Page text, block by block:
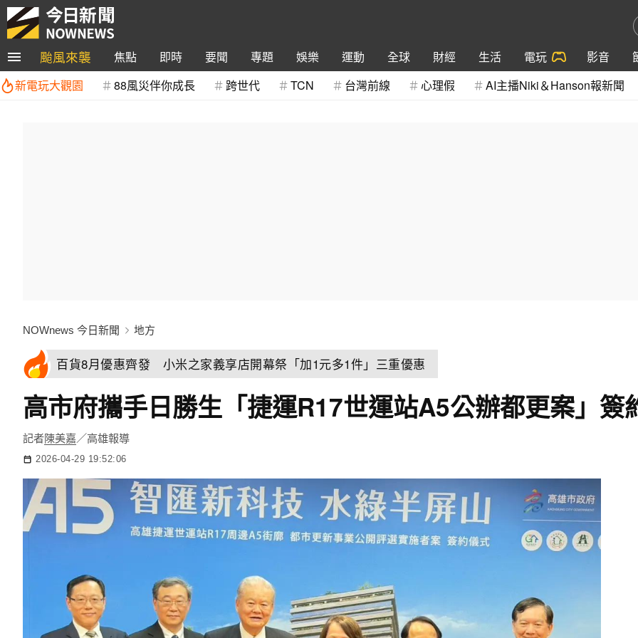
颱風來襲 焦點 即時 要聞 專題 娛樂 運動 全球 財經 生活 電玩 影音
新電玩大觀園
88風災伴你成長 跨世代 TCN 台灣前線 心理假 AI主播Niki＆Hanson報新聞
NOWnews 今日新聞 地方
百貨8月優惠齊發 小米之家義享店開幕祭「加1元多1件」三重優惠
高市府攜手日勝生「捷運R17世運站A5公辦都更案」簽
記者陳美嘉／高雄報導
2026-04-29 19:52:06